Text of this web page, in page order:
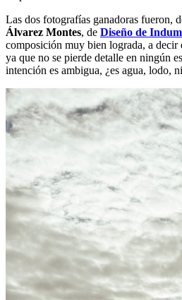
Las dos fotografías ganadoras fueron,
Álvarez Montes, de Diseño de
composición muy bien lograda, a decir
ya que no se pierde detalle en ningún
intención es ambigua, ¿es agua, lodo,